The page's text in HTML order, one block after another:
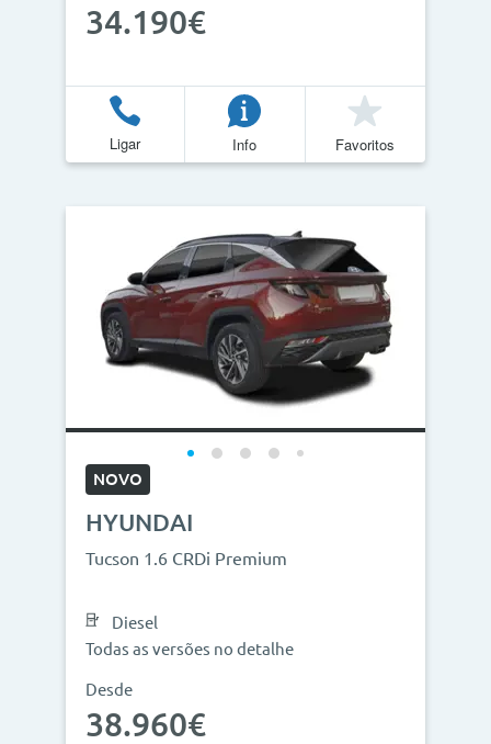
34.190€
Ligar Info Favoritos
NOVO
HYUNDAI
Tucson 1.6 CRDi Premium
Diesel
Todas as versões no detalhe
Desde
38.960€